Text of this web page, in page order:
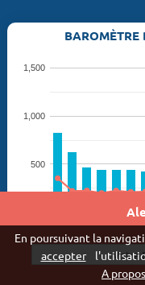
BAROMÈTRE
Prix
15 août29 août12 sept.26
500
1,000
1,500
Location de
En poursuivant la
accepter
A